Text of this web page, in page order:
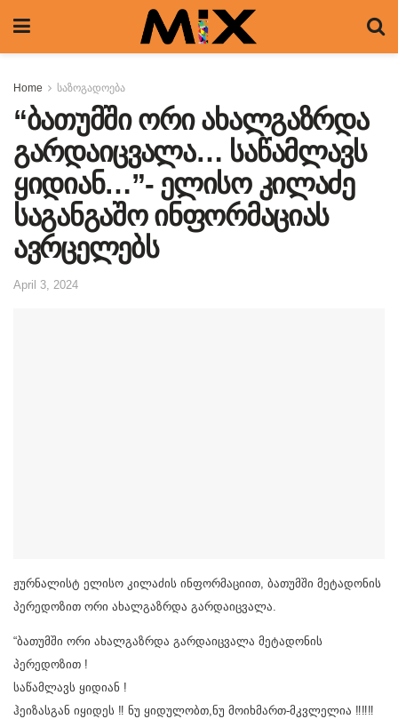
Home საზოგადოება
“ბათუმში ორი ახალგაზრდა
გარდაიცვალა… საწამლავს
ყიდიან…”- ელისო კილაძე
საგანგაშო ინფორმაციას
ავრცელებს
April 3, 2024
ჟურნალისტ ელისო კილაძის ინფორმაციით, ბათუმში მეტადონის
პერედოზით ორი ახალგაზრდა გარდაიცვალა.
“ბათუმში ორი ახალგაზრდა გარდაიცვალა მეტადონის
პერედოზით !
საწამლავს ყიდიან !
ჰეიზასგან იყიდეს ‼️ ნუ ყიდულობთ,ნუ მოიხმართ-მკვლელია ‼️‼️‼️